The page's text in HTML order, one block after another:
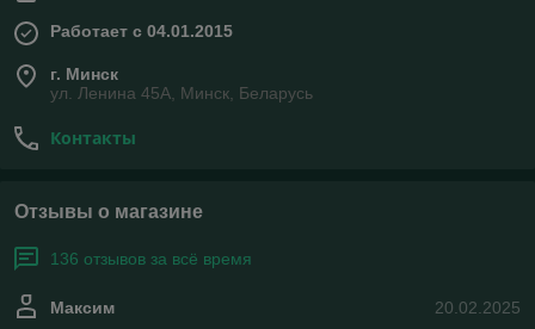
Работает с 04.01.2015
г. Минск
ул. Ленина 45А, Минск, Беларусь
Контакты
Отзывы о магазине
136 отзывов за всё время
20.02.2025
Максим